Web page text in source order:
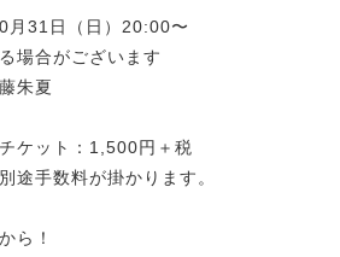
月31日（日）20:00〜
場合がございます
朱夏
チケット：1,500円＋税
途手数料が掛かります。
ら！